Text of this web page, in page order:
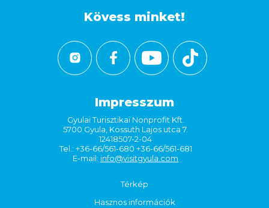
Kövess minket!
Impresszum
Gyulai Turisztikai Nonprofit Kft.
5700 Gyula, Kossuth Lajos utca 7.
12418507-2-04
Tel.: +36-66/561-680 +36-66/561-681
E-mail: info@visitgyula.com
Térkép
Hasznos információk